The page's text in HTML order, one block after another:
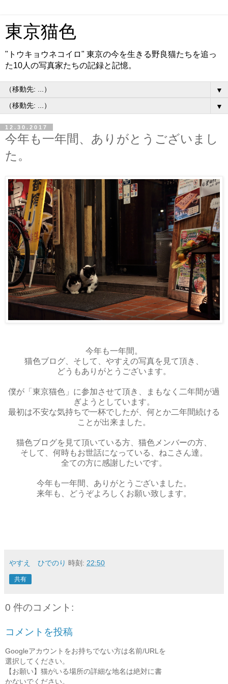
東京猫色
"トウキョウネコイロ" 東京の今を生きる野良猫たちを追っ
た10人の写真家たちの記録と記憶。
▼
▼
12.30.2017
今年も一年間、ありがとうございまし
た。
今年も一年間。
猫色ブログ、そして、やすえの写真を見て頂き、
どうもありがとうございます。
僕が「東京猫色」に参加させて頂き、まもなく二年間が過
ぎようとしています。
最初は不安な気持ちで一杯でしたが、何とか二年間続ける
ことが出来ました。
猫色ブログを見て頂いている方、猫色メンバーの方、
そして、何時もお世話になっている、ねこさん達。
全ての方に感謝したいです。
今年も一年間、ありがとうございました。
来年も、どうぞよろしくお願い致します。
やすえ ひでのり 時刻: 22:50
共有
0 件のコメント:
コメントを投稿
Googleアカウントをお持ちでない方は名前/URLを
選択してください。
【お願い】猫がいる場所の詳細な地名は絶対に書
かないでください。